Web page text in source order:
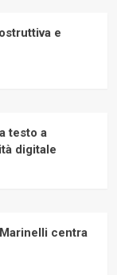
e
testo a
digitale
centra